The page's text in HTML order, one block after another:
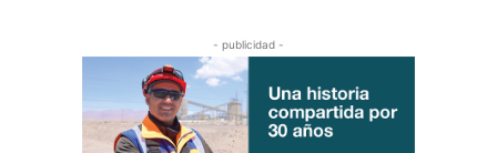
- publicidad -